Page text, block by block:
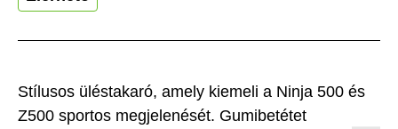
Stílusos üléstakaró, amely kiemeli a Ninja 500 és
Z500 sportos megjelenését. Gumibetétet